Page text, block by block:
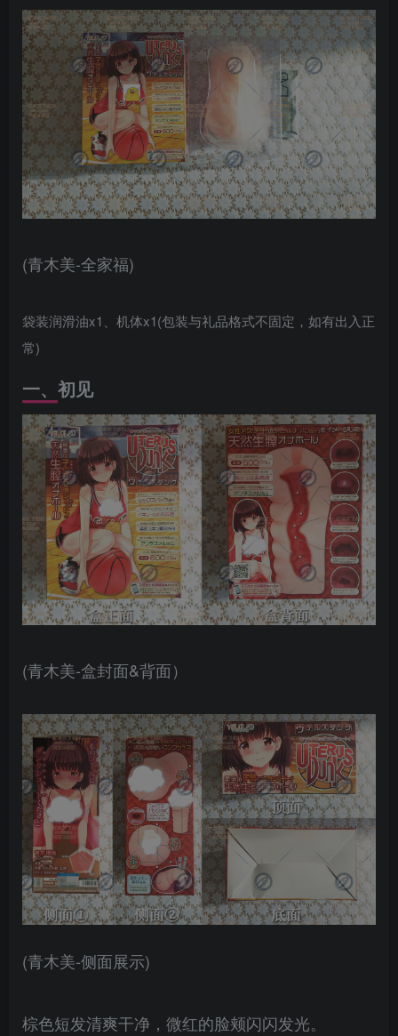
(青木美-全家福)
袋装润滑油x1、机体x1(包装与礼品格式不固定，如有出入正
常)
一、初见
(青木美-盒封面&背面）
(青木美-侧面展示)
棕色短发清爽干净，微红的脸颊闪闪发光。